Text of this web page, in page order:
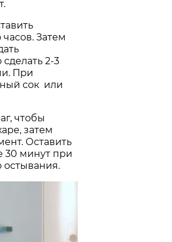
Затем
2-3
При
сок или
чтобы
затем
Оставить
30 минут при
остывания.